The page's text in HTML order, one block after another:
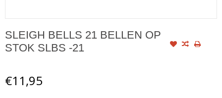
SLEIGH BELLS 21 BELLEN OP
STOK SLBS -21
€11,95